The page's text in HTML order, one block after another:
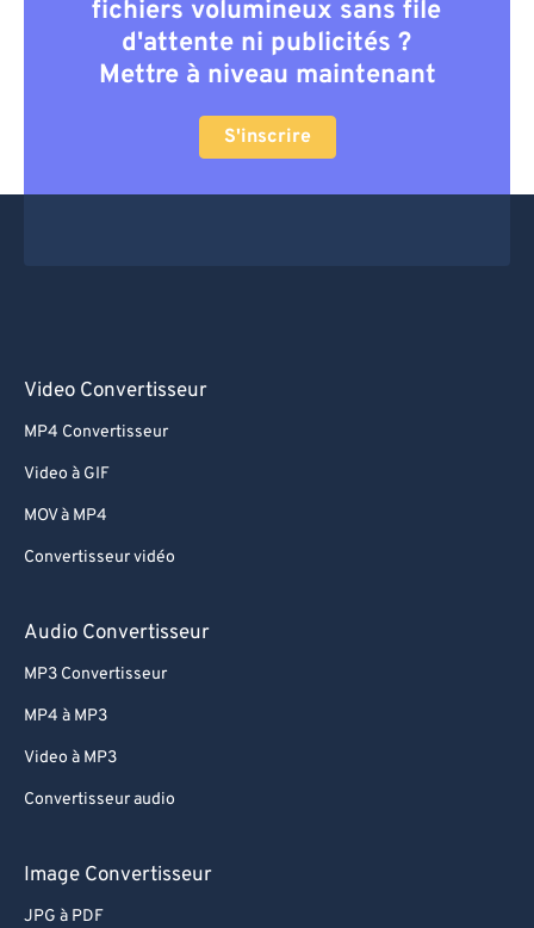
fichiers volumineux sans file
d'attente ni publicités ?
Mettre à niveau maintenant
S'inscrire
Video Convertisseur
MP4 Convertisseur
Video à GIF
MOV à MP4
Convertisseur vidéo
Audio Convertisseur
MP3 Convertisseur
MP4 à MP3
Video à MP3
Convertisseur audio
Image Convertisseur
JPG à PDF